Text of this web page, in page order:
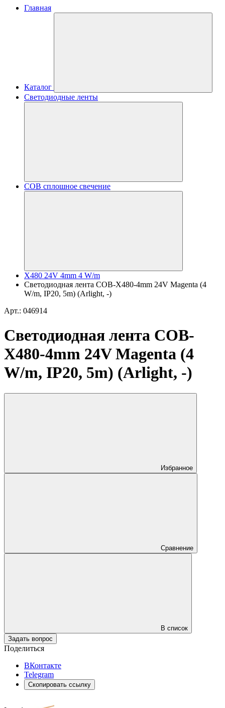
Главная
Каталог
Светодиодные ленты
COB сплошное свечение
X480 24V 4mm 4 W/m
Светодиодная лента COB-X480-4mm 24V Magenta (4
W/m, IP20, 5m) (Arlight, -)
Арт.: 046914
Светодиодная лента COB-
X480-4mm 24V Magenta (4
W/m, IP20, 5m) (Arlight, -)
Избранное
Сравнение
В список
Задать вопрос
Поделиться
ВКонтакте
Telegram
Скопировать ссылку